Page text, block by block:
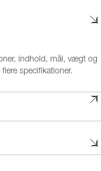
indhold, mål, vægt og
specifikationer.